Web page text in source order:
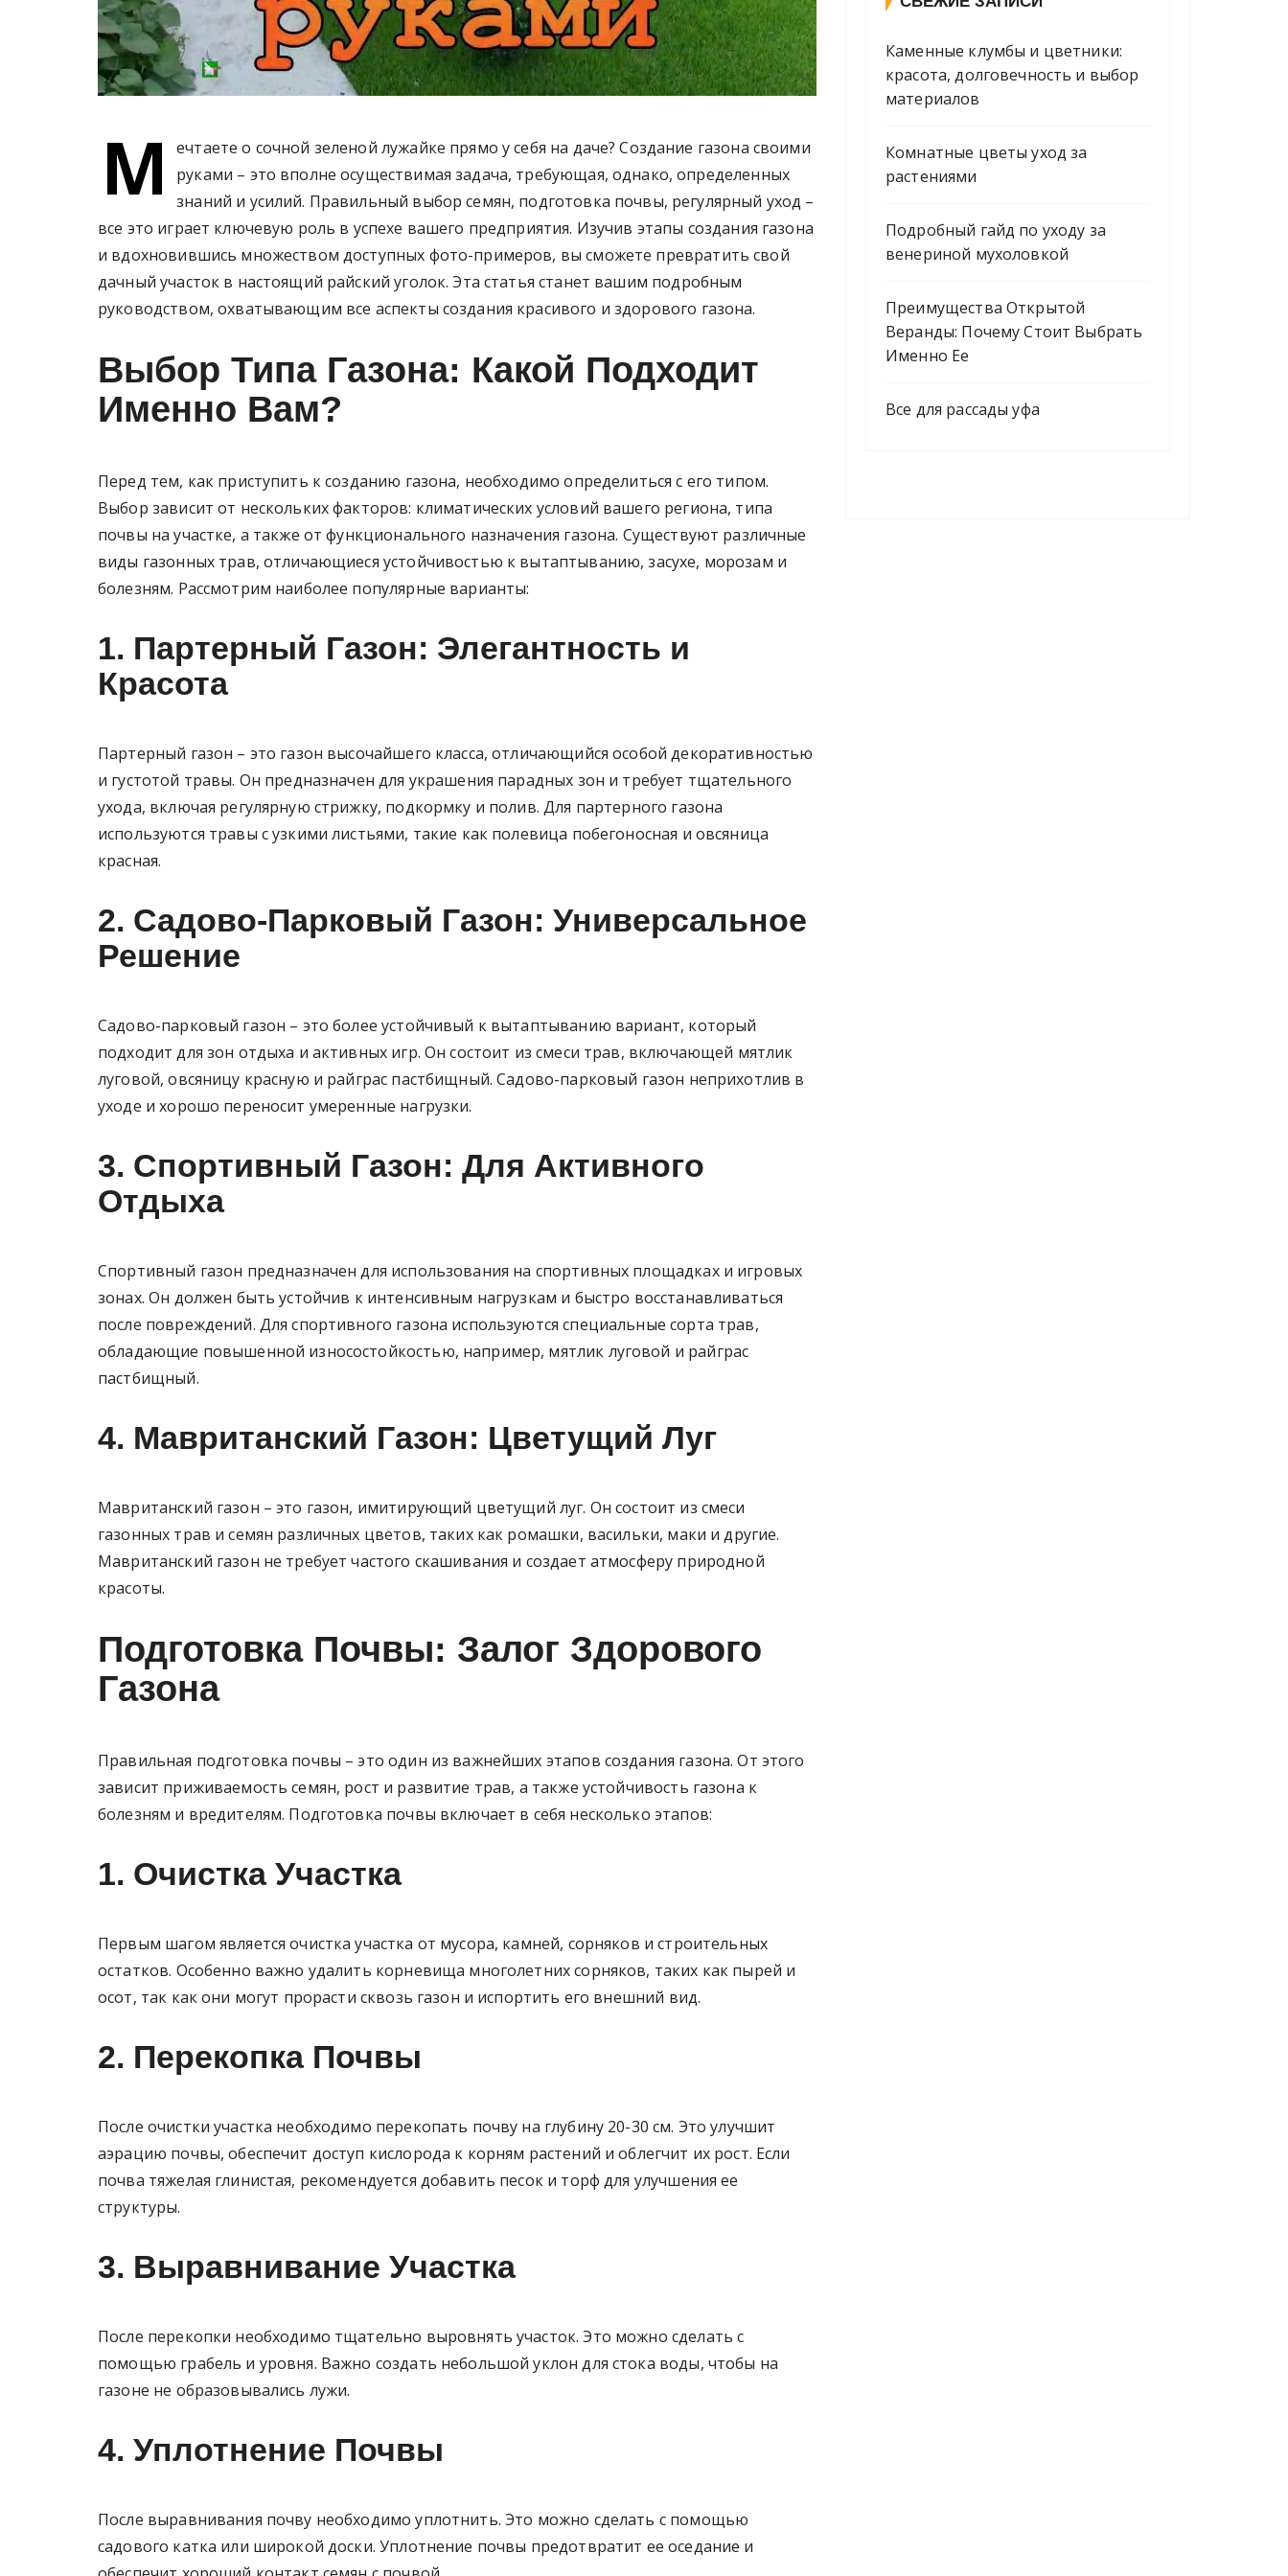
М
ечтаете о сочной зеленой лужайке прямо у себя на даче? Создание газона своими
руками – это вполне осуществимая задача, требующая, однако, определенных
знаний и усилий. Правильный выбор семян, подготовка почвы, регулярный уход –
все это играет ключевую роль в успехе вашего предприятия. Изучив этапы создания газона
и вдохновившись множеством доступных фото-примеров, вы сможете превратить свой
дачный участок в настоящий райский уголок. Эта статья станет вашим подробным
руководством, охватывающим все аспекты создания красивого и здорового газона.
Выбор Типа Газона: Какой Подходит
Именно Вам?
Перед тем, как приступить к созданию газона, необходимо определиться с его типом.
Выбор зависит от нескольких факторов: климатических условий вашего региона, типа
почвы на участке, а также от функционального назначения газона. Существуют различные
виды газонных трав, отличающиеся устойчивостью к вытаптыванию, засухе, морозам и
болезням. Рассмотрим наиболее популярные варианты:
1. Партерный Газон: Элегантность и
Красота
Партерный газон – это газон высочайшего класса, отличающийся особой декоративностью
и густотой травы. Он предназначен для украшения парадных зон и требует тщательного
ухода, включая регулярную стрижку, подкормку и полив. Для партерного газона
используются травы с узкими листьями, такие как полевица побегоносная и овсяница
красная.
2. Садово-Парковый Газон: Универсальное
Решение
Садово-парковый газон – это более устойчивый к вытаптыванию вариант, который
подходит для зон отдыха и активных игр. Он состоит из смеси трав, включающей мятлик
луговой, овсяницу красную и райграс пастбищный. Садово-парковый газон неприхотлив в
уходе и хорошо переносит умеренные нагрузки.
3. Спортивный Газон: Для Активного
Отдыха
Спортивный газон предназначен для использования на спортивных площадках и игровых
зонах. Он должен быть устойчив к интенсивным нагрузкам и быстро восстанавливаться
после повреждений. Для спортивного газона используются специальные сорта трав,
обладающие повышенной износостойкостью, например, мятлик луговой и райграс
пастбищный.
4. Мавританский Газон: Цветущий Луг
Мавританский газон – это газон, имитирующий цветущий луг. Он состоит из смеси
газонных трав и семян различных цветов, таких как ромашки, васильки, маки и другие.
Мавританский газон не требует частого скашивания и создает атмосферу природной
красоты.
Подготовка Почвы: Залог Здорового
Газона
Правильная подготовка почвы – это один из важнейших этапов создания газона. От этого
зависит приживаемость семян, рост и развитие трав, а также устойчивость газона к
болезням и вредителям. Подготовка почвы включает в себя несколько этапов:
1. Очистка Участка
Первым шагом является очистка участка от мусора, камней, сорняков и строительных
остатков. Особенно важно удалить корневища многолетних сорняков, таких как пырей и
осот, так как они могут прорасти сквозь газон и испортить его внешний вид.
2. Перекопка Почвы
После очистки участка необходимо перекопать почву на глубину 20-30 см. Это улучшит
аэрацию почвы, обеспечит доступ кислорода к корням растений и облегчит их рост. Если
почва тяжелая глинистая, рекомендуется добавить песок и торф для улучшения ее
структуры.
3. Выравнивание Участка
После перекопки необходимо тщательно выровнять участок. Это можно сделать с
помощью грабель и уровня. Важно создать небольшой уклон для стока воды, чтобы на
газоне не образовывались лужи.
4. Уплотнение Почвы
После выравнивания почву необходимо уплотнить. Это можно сделать с помощью
садового катка или широкой доски. Уплотнение почвы предотвратит ее оседание и
Каменные клумбы и цветники:
красота, долговечность и выбор
материалов
Комнатные цветы уход за
растениями
Подробный гайд по уходу за
венериной мухоловкой
Преимущества Открытой
Веранды: Почему Стоит Выбрать
Именно Ее
Все для рассады уфа